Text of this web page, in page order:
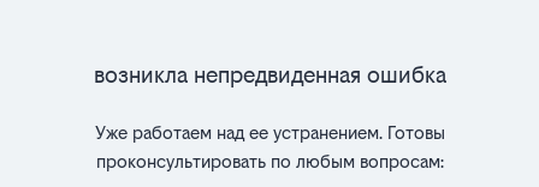
Возникла непредвиденная ошибка
Уже работаем над ее устранением. Готовы
проконсультировать по любым вопросам: